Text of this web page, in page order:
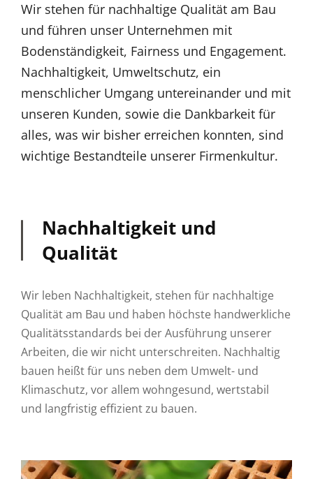
Wir stehen für nachhaltige Qualität am Bau
und führen unser Unternehmen mit
Bodenständigkeit, Fairness und Engagement.
Nachhaltigkeit, Umweltschutz, ein
menschlicher Umgang untereinander und mit
unseren Kunden, sowie die Dankbarkeit für
alles, was wir bisher erreichen konnten, sind
wichtige Bestandteile unserer Firmenkultur.
Nachhaltigkeit und
Qualität
Wir leben Nachhaltigkeit, stehen für nachhaltige
Qualität am Bau und haben höchste handwerkliche
Qualitätsstandards bei der Ausführung unserer
Arbeiten, die wir nicht unterschreiten. Nachhaltig
bauen heißt für uns neben dem Umwelt- und
Klimaschutz, vor allem wohngesund, wertstabil
und langfristig effizient zu bauen.